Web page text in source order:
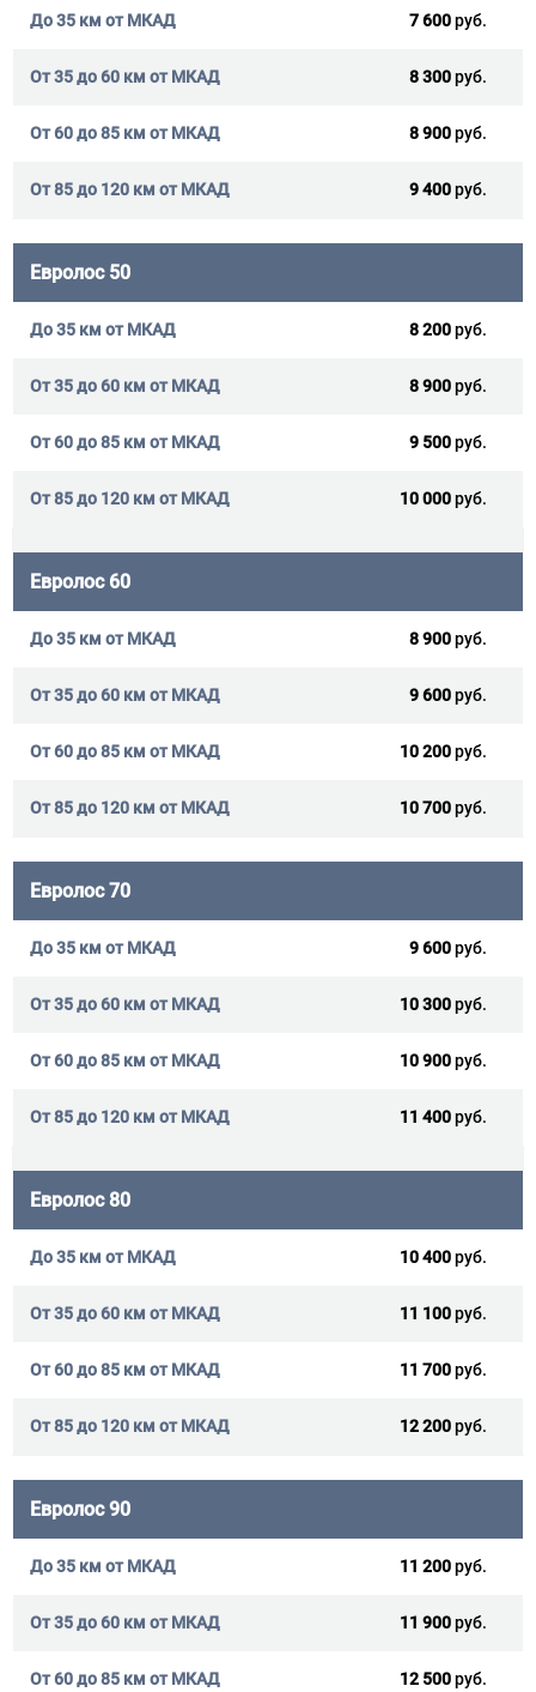
7 600руб.
8 300руб.
8 900руб.
9 400руб.
Евролос 50
8 200руб.
8 900руб.
9 500руб.
10 000руб.
Евролос 60
8 900руб.
9 600руб.
10 200руб.
10 700руб.
Евролос 70
9 600руб.
10 300руб.
10 900руб.
11 400руб.
Евролос 80
10 400руб.
11 100руб.
11 700руб.
12 200руб.
Евролос 90
11 200руб.
11 900руб.
12 500руб.